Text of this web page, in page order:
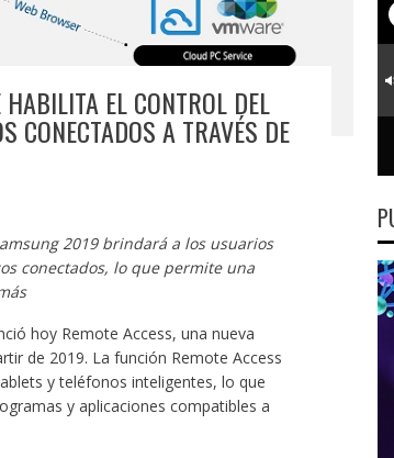
EL CONTROL DEL
CONECTADOS A TRAVÉS DE
2019 brindará a los usuarios
conectados, lo que permite una
hoy Remote Access, una nueva
de 2019. La función Remote Access
y teléfonos inteligentes, lo que
y aplicaciones compatibles a